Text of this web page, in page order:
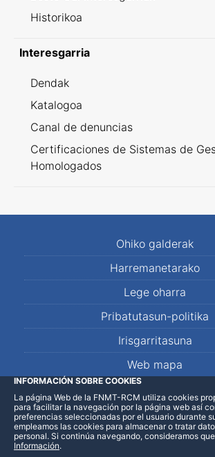
Historikoa
Interesgarria
Dendak
Katalogoa
Canal de denuncias
Certificaciones de Sistemas de
Homologados
Ohiko galderak
Harremanetarako
Lege oharra
Pribatutasun-politika
Irisgarritasuna
Web mapa
LinkedInFacebookWhatsApp
INFORMACIÓN SOBRE COOKIES
La página Web de la FNMT-RCM utiliza cookies
para facilitar la navegación por la página web así
preferencias seleccionadas por el usuario durante
empleamos las cookies para almacenar o tratar
personal. Si continúa navegando, consideramos
Información.